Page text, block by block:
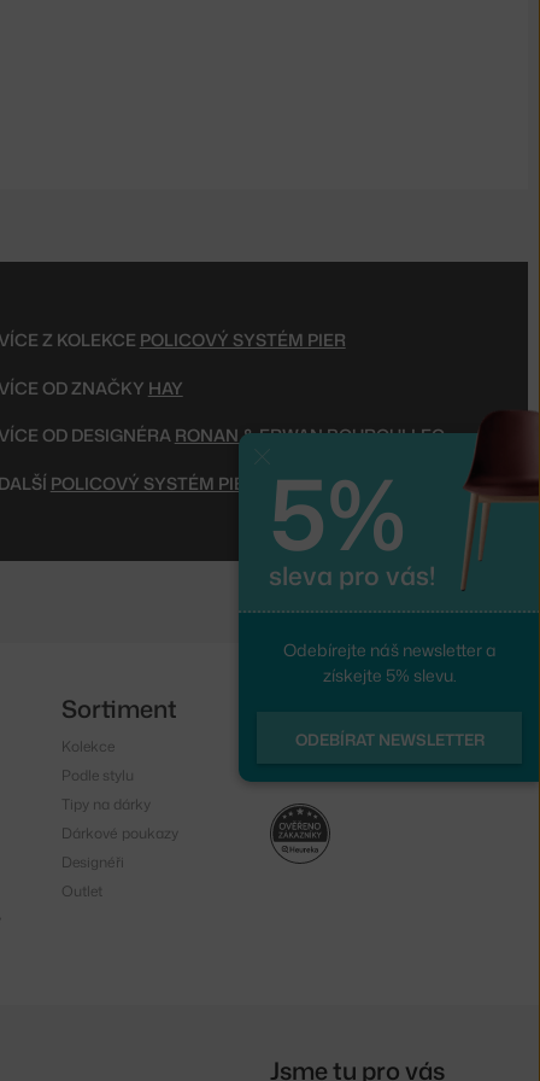
Z KOLEKCE POLICOVÝ SYSTÉM PIER
OD ZNAČKY HAY
OD DESIGNÉRA RONAN & ERWAN BOUROULLEC
DALŠÍ POLICOVÝ SYSTÉM PIER 5%
sleva pro vás!
Odebírejte náš newsletter a
získejte 5% slevu.
ODEBÍRAT NEWSLETTER
Sortiment
Kolekce
Podle stylu
Tipy na dárky
Dárkové poukazy
Designéři
Outlet
Instagram
Jsme tu pro vás